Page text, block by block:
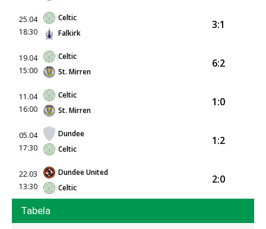
25.04
18:30
Celtic
Falkirk
3:1
19.04
15:00
Celtic
St. Mirren
6:2
11.04
16:00
Celtic
St. Mirren
1:0
05.04
17:30
Dundee
Celtic
1:2
22.03
13:30
Dundee United
Celtic
2:0
Tabela